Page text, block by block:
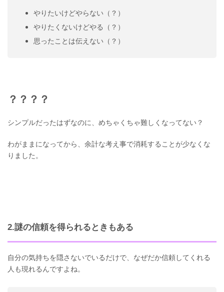
やりたいけどやらない（？）
やりたくないけどやる（？）
思ったことは伝えない（？）
？？？？
シンプルだったはずなのに、めちゃくちゃ難しくなってない？
わがままになってから、余計な考え事で消耗することが少なくな
りました。
2.謎の信頼を得られるときもある
自分の気持ちを隠さないでいるだけで、なぜだか信頼してくれる
人も現れるんですよね。